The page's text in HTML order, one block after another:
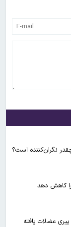
نگران‌کننده است؟
کاهش دهد
عضلات یافته